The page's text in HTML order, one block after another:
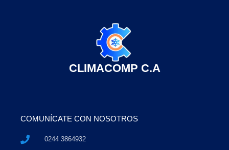
CLIMACOMP C.A
COMUNÍCATE CON NOSOTROS
0244 3864932